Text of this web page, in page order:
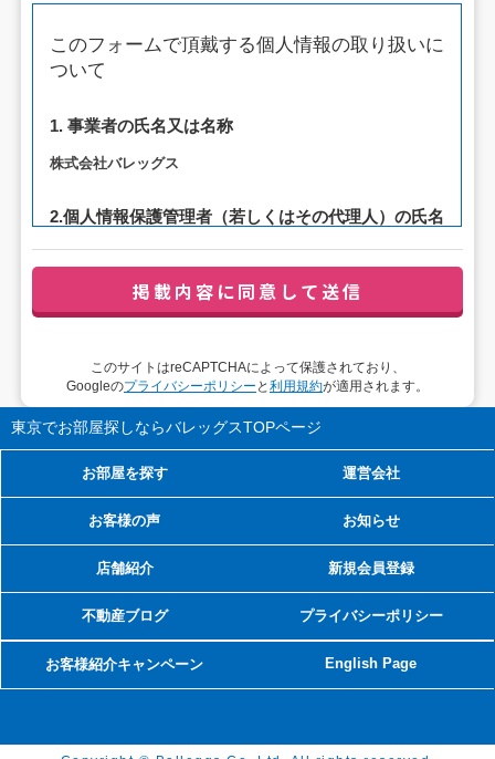
このフォームで頂戴する個人情報の取り扱いに
ついて
1. 事業者の氏名又は名称
株式会社バレッグス
2.個人情報保護管理者（若しくはその代理人）の氏名
連絡先：privacy@balleggs.co.jp
（1）お問い合わせ対応（本人への連絡を含む）のため
（2）ご相談の対応（本人への連絡を含む）のため
（3）当サイトの各種サービスおよびサービスに関連した各
種情報のメールによるご案内のため
4. 個人情報取扱いの委託
外部に委託することがあります。この場合、個人情報保護水
準の高い委託先を選定し、個人情報の適正管理・機密保持に
ついての契約を交わし、適切な管理を実施させます。
ご本人様は、当社に対してご自身の個人情報の開示等（利用
合わせ窓口に申し出ることができます。その際、当社はお客
このサイトはreCAPTCHAによって保護されており、
Googleのプライバシーポリシー と 利用規約が適用されます。
東京でお部屋探しならバレッグスTOPページ
お部屋を探す
お客様の声
店舗紹介
不動産ブログ
お客様紹介キャンペーン
運営会社
お知らせ
新規会員登録
プライバシーポリシー
English Page